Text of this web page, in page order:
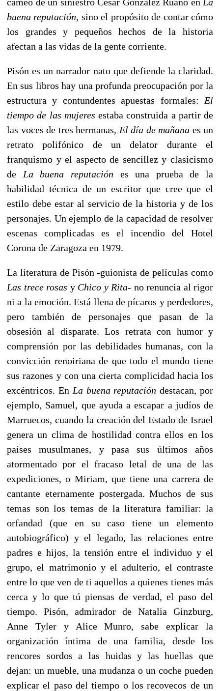
buena reputación, sino el propósito de contar cómo
los grandes y pequeños hechos de la historia
afectan a las vidas de la gente corriente.
Pisón es un narrador nato que defiende la claridad.
En sus libros hay una profunda preocupación por la
estructura y contundentes apuestas formales: El
tiempo de las mujeres estaba construida a partir de
las voces de tres hermanas, El día de mañana es un
retrato polifónico de un delator durante el
franquismo y el aspecto de sencillez y clasicismo
de La buena reputación es una prueba de la
habilidad técnica de un escritor que cree que el
estilo debe estar al servicio de la historia y de los
personajes. Un ejemplo de la capacidad de resolver
escenas complicadas es el incendio del Hotel
Corona de Zaragoza en 1979.
La literatura de Pisón -guionista de películas como
Las trece rosas y Chico y Rita- no renuncia al rigor
ni a la emoción. Está llena de pícaros y perdedores,
pero también de personajes que pasan de la
obsesión al disparate. Los retrata con humor y
comprensión por las debilidades humanas, con la
convicción renoiriana de que todo el mundo tiene
sus razones y con una cierta complicidad hacia los
excéntricos. En La buena reputación destacan, por
ejemplo, Samuel, que ayuda a escapar a judíos de
Marruecos, cuando la creación del Estado de Israel
genera un clima de hostilidad contra ellos en los
países musulmanes, y pasa sus últimos años
atormentado por el fracaso letal de una de las
expediciones, o Miriam, que tiene una carrera de
cantante eternamente postergada. Muchos de sus
temas son los temas de la literatura familiar: la
orfandad (que en su caso tiene un elemento
autobiográfico) y el legado, las relaciones entre
padres e hijos, la tensión entre el individuo y el
grupo, el matrimonio y el adulterio, el contraste
entre lo que ven de ti aquellos a quienes tienes más
cerca y lo que tú piensas de verdad, el paso del
tiempo. Pisón, admirador de Natalia Ginzburg,
Anne Tyler y Alice Munro, sabe explicar la
organización íntima de una familia, desde los
rencores sordos a las huidas y las huellas que
dejan: un mueble, una mudanza o un coche pueden
explicar el paso del tiempo o los recovecos de un